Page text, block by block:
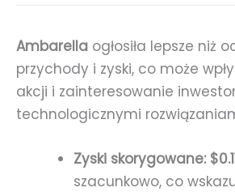
Ambarella ogłosiła lepsze niż
przychody i zyski, co może
akcji i zainteresowanie
technologicznymi
Zyski skorygowane:
szacunkowo, co